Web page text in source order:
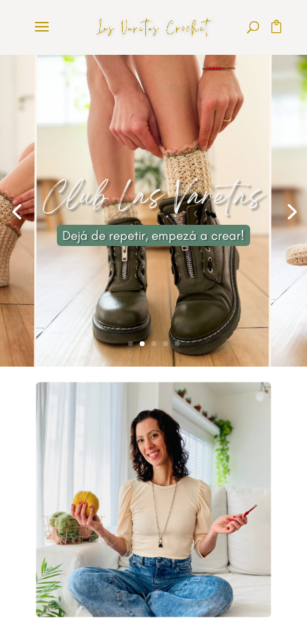
Club Las Varetas
Dejá de repetir, empezá a crear!